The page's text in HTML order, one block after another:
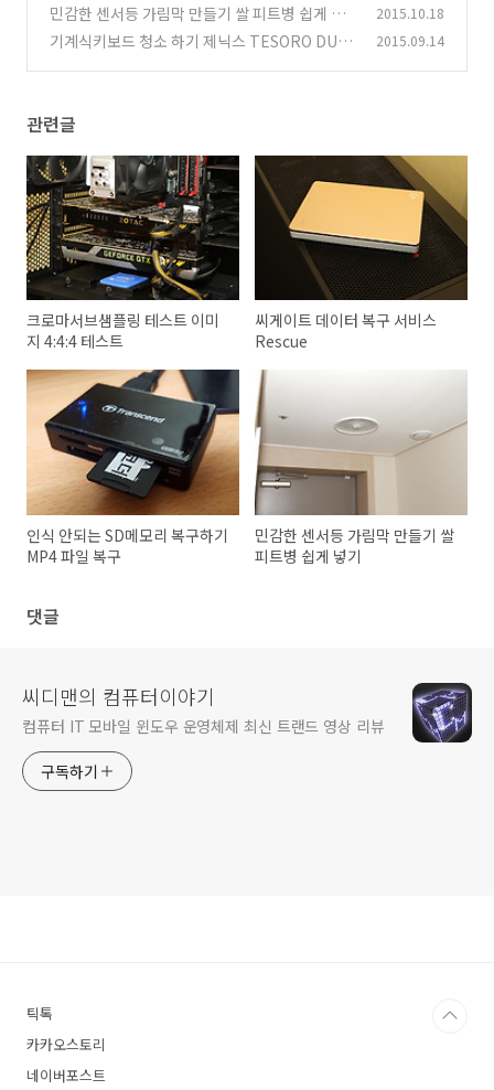
(4)
민감한 센서등 가림막 만들기 쌀 피트병 쉽게 넣
기
(3)
2015.10.18
기계식키보드 청소 하기 제닉스 TESORO DUR
2015.09.14
관련글
크로마서브샘플링 테스트 이미
지 4:4:4 테스트
씨게이트 데이터 복구 서비스
Rescue
인식 안되는 SD메모리 복구하기
MP4 파일 복구
민감한 센서등 가림막 만들기 쌀
피트병 쉽게 넣기
댓글
씨디맨의 컴퓨터이야기
컴퓨터 IT 모바일 윈도우 운영체제 최신 트랜드 영상 리뷰
구독하기
틱톡
카카오스토리
네이버포스트